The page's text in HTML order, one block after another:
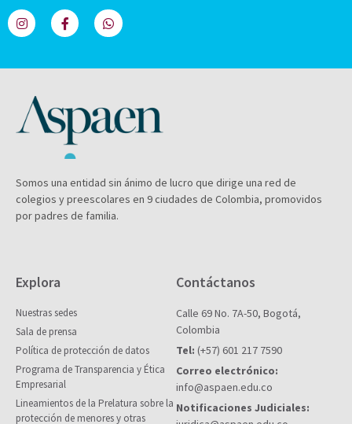
Somos una entidad sin ánimo de lucro que dirige una red de
colegios y preescolares en 9 ciudades de Colombia, promovidos
por padres de familia.
Explora
Nuestras sedes
Sala de prensa
Política de protección de datos
Programa de Transparencia y Ética
Empresarial
Lineamientos de la Prelatura sobre la
protección de menores y otras
Contáctanos
Calle 69 No. 7A-50, Bogotá,
Colombia
Tel: (+57) 601 217 7590
Correo electrónico:
info@aspaen.edu.co
Notificaciones Judiciales: